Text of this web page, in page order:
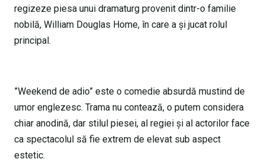
regizeze piesa unui dramaturg provenit dintr-o familie
nobilă, William Douglas Home, în care a și jucat rolul
principal.
”Weekend de adio” este o comedie absurdă mustind de
umor englezesc. Trama nu contează, o putem considera
chiar anodină, dar stilul piesei, al regiei și al actorilor face
ca spectacolul să fie extrem de elevat sub aspect
estetic.